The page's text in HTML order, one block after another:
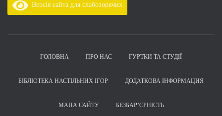
Версія сайта для слабозорячих
ГОЛОВНА ПРО НАС ГУРТКИ ТА СТУДІЇ
БІБЛІОТЕКА НАСТІЛЬНИХ ІГОР ДОДАТКОВА ІНФОРМАЦИЯ
МАПА САЙТУ БЕЗБАР’ЄРНІСТЬ